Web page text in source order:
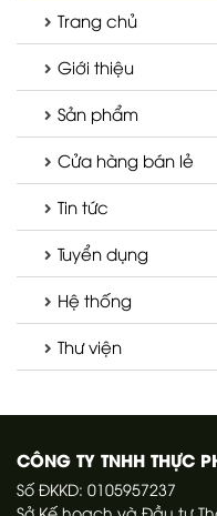
Trang chủ
Giới thiệu
Sản phẩm
Cửa hàng bán lẻ
Tin tức
Tuyển dụng
Hệ thống
Thư viện
CÔNG TY TNHH THỰC
Số ĐKKD: 0105957237